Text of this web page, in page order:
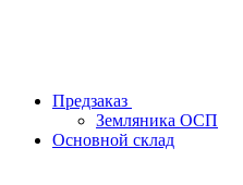
Предзаказ
Земляника ОСП
Основной склад